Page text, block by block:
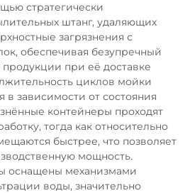
стратегически
штанг, удаляющих
загрязнения с
обеспечивая безупречный
при её доставке
циклов мойки
в зависимости от состояния
контейнеры проходят
тогда как относительно
быстрее, что позволяет
мощность.
оснащены механизмами
воды, значительно